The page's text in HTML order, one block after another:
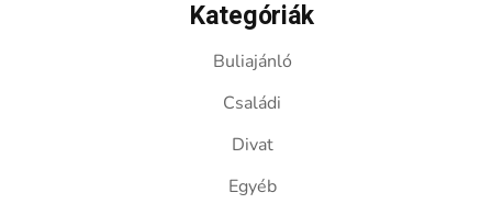
Kategóriák
Buliajánló
Családi
Divat
Egyéb